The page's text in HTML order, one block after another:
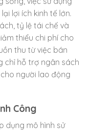
lợi ích kinh tế lớn.
tỷ lệ tái chế và
thiểu chi phí cho
thu từ việc bán
chỉ hỗ trợ ngân sách
người lao động
Công
dụng mô hình sử